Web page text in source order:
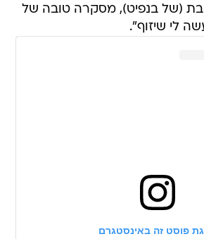
(של בנפיט), מסקרה טובה של
לי שיזוף".
פוסט זה באינסטגרם